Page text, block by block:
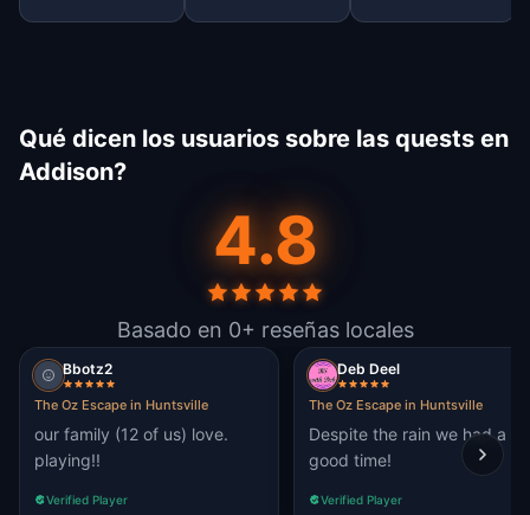
Qué dicen los usuarios sobre las quests en
Addison?
4.8
Basado en 0+ reseñas locales
Bbotz2
The Oz Escape in Huntsville
our family (12 of us) love.
playing!!
Verified Player
Deb Deel
The Oz Escape in Huntsville
Despite the rain we had a
good time!
Verified Player